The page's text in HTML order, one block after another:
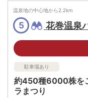
駐車場
無料（630台）
電話番号
※ 掲載情報は変更になる場合
※ 料金情報は税込・税抜表記
自身でお問合せください。
温泉地の中心地から2.2km
5 花巻温泉
駐車場あり
約450種6000株を
ラまつり